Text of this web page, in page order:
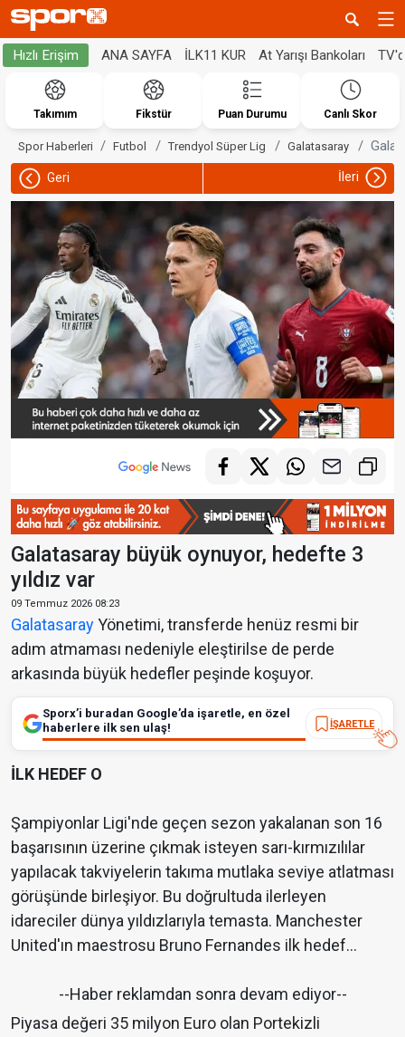
Hızlı Erişim ANA SAYFA İLK11 KUR At Yarışı Bankoları
Takımım Fikstür Puan Durumu Canlı Skor
Spor Haberleri Futbol Trendyol Süper Lig Galatasaray
Geri İleri
Galatasaray büyük oynuyor, hedefte 3
yıldız var
09 Temmuz 2026 08:23
GalatasarayYönetimi, transferde henüz resmi bir
adım atmaması nedeniyle eleştirilse de perde
arkasında büyük hedefler peşinde koşuyor.
Sporx’i buradan Google’da işaretle, en özel
haberlere ilk sen ulaş!
İŞARETLE
İLK HEDEF O
Şampiyonlar Ligi'nde geçen sezon yakalanan son 16
başarısının üzerine çıkmak isteyen sarı-kırmızılılar
yapılacak takviyelerin takıma mutlaka seviye atlatması
görüşünde birleşiyor. Bu doğrultuda ilerleyen
idareciler dünya yıldızlarıyla temasta. Manchester
United'ın maestrosu Bruno Fernandes ilk hedef…
--Haber reklamdan sonra devam ediyor--
Piyasa değeri 35 milyon Euro olan Portekizli